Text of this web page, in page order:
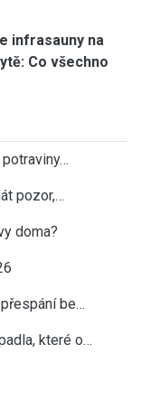
infrasauny na
Co všechno
pozor,…
doma?
be…
které o…